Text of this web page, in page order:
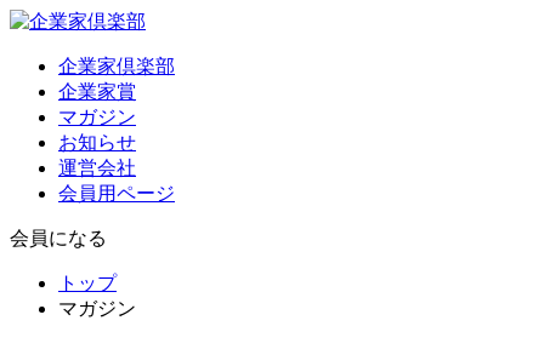
企業家倶楽部
企業家賞
マガジン
お知らせ
運営会社
会員用ページ
会員になる
トップ
マガジン